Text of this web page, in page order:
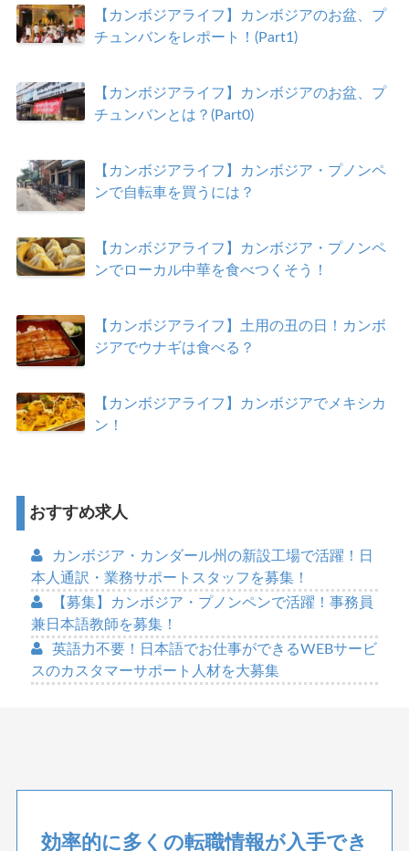
【カンボジアライフ】カンボジアのお盆、プ
チュンバンをレポート！(Part1)
【カンボジアライフ】カンボジアのお盆、プ
チュンバンとは？(Part0)
【カンボジアライフ】カンボジア・プノンペ
ンで自転車を買うには？
【カンボジアライフ】カンボジア・プノンペ
ンでローカル中華を食べつくそう！
【カンボジアライフ】土用の丑の日！カンボ
ジアでウナギは食べる？
【カンボジアライフ】カンボジアでメキシカ
ン！
おすすめ求人
カンボジア・カンダール州の新設工場で活躍！日
本人通訳・業務サポートスタッフを募集！
【募集】カンボジア・プノンペンで活躍！事務員
兼日本語教師を募集！
英語力不要！日本語でお仕事ができるWEBサービ
スのカスタマーサポート人材を大募集
効率的に多くの転職情報が入手でき